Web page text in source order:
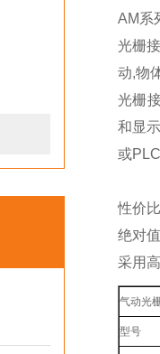
AM系
光栅
动,物
光栅
和显
或
性价
绝对
采用
气动光
型号